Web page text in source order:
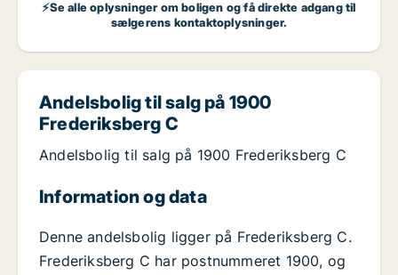
⚡Se alle oplysninger om boligen og få direkte adgang til
sælgerens kontaktoplysninger.
Andelsbolig til salg på 1900
Frederiksberg C
Andelsbolig til salg på 1900 Frederiksberg C
Information og data
Denne andelsbolig ligger på Frederiksberg C.
Frederiksberg C har postnummeret 1900, og